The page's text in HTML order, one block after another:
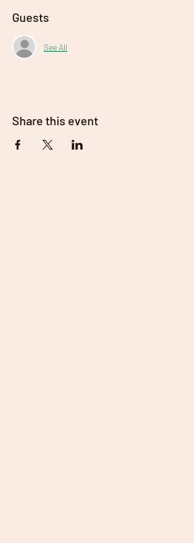
Guests
See All
Share this event